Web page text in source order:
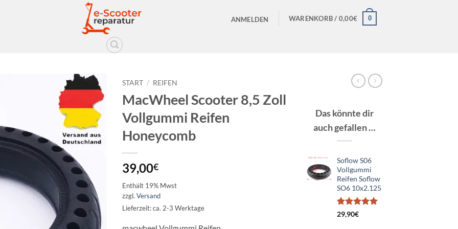
ANMELDEN WARENKORB / 0,00€ 0
Auf die
Wunschliste
START / REIFEN
MacWheel Scooter 8,5 Zoll
Vollgummi Reifen
Honeycomb
39,00€
Enthält 19% Mwst
zzgl. Versand
Lieferzeit: ca. 2-3 Werktage
Das könnte dir
auch gefallen …
Soflow S06
Vollgummi
Reifen Soflow
SO6 10x2.125
Bewertet
4
29,90€